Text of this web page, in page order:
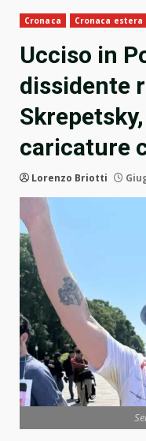
Cronaca Cronaca estera
Ucciso in
dissidente
caricature
Lorenzo Briotti